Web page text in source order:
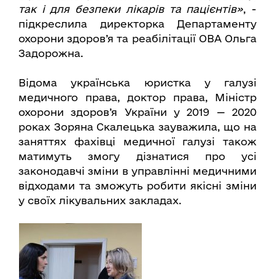
так і для безпеки лікарів та пацієнтів», -
підкреслила директорка Департаменту
охорони здоров’я та реабілітації ОВА Ольга
Задорожна.
Відома українська юристка у галузі
медичного права, доктор права, Міністр
охорони здоров’я України у 2019 — 2020
роках Зоряна Скалецька зауважила, що на
заняттях фахівці медичної галузі також
матимуть змогу дізнатися про усі
законодавчі зміни в управлінні медичними
відходами та зможуть робити якісні зміни
у своїх лікувальних закладах.